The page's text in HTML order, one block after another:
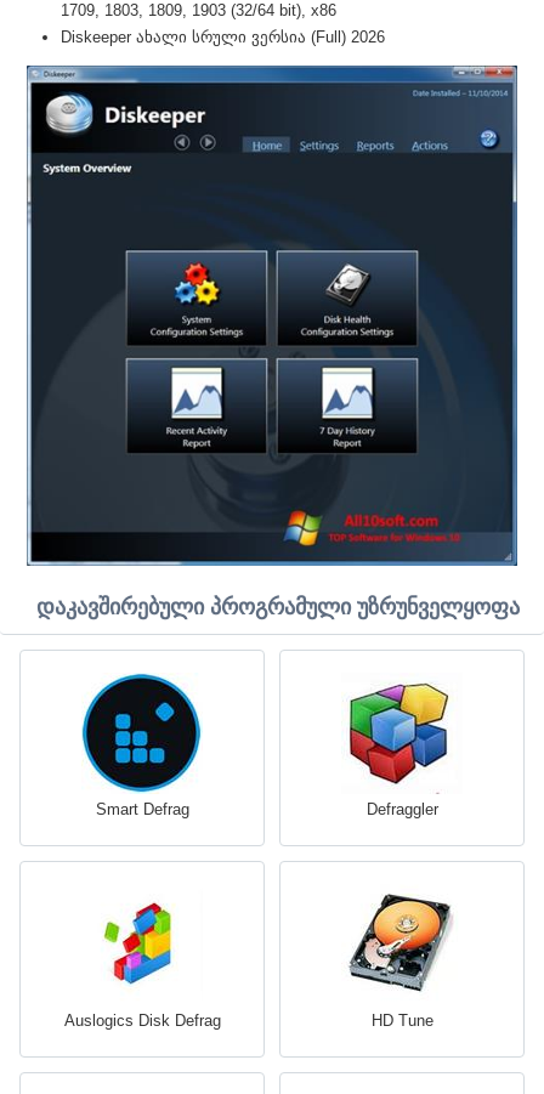
1709, 1803, 1809, 1903 (32/64 bit), x86
Diskeeper ახალი სრული ვერსია (Full) 2026
დაკავშირებული პროგრამული უზრუნველყოფა
Smart Defrag Defraggler
Auslogics Disk Defrag HD Tune